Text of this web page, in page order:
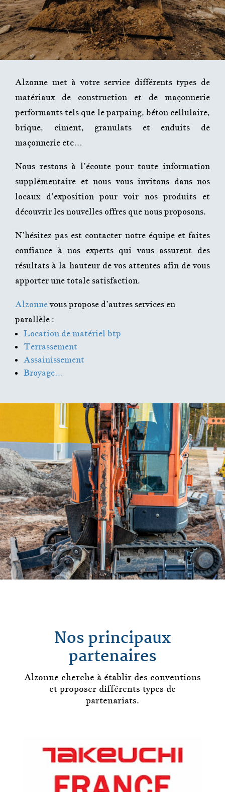
Alzonne met à votre service différents types de
matériaux de construction et de maçonnerie
performants tels que le parpaing, béton cellulaire,
brique, ciment, granulats et enduits de
maçonnerie etc…
Nous restons à l’écoute pour toute information
supplémentaire et nous vous invitons dans nos
locaux d’exposition pour voir nos produits et
découvrir les nouvelles offres que nous proposons.
N’hésitez pas est contacter notre équipeet faites
confiance à nos experts qui vous assurent des
résultats à la hauteur de vos attentes afin de vous
apporter une totale satisfaction.
Alzonnevous propose d’autres services en
parallèle :
Location de matériel btp
Terrassement
Assainissement
Broyage…
Nos principaux
partenaires
Alzonne cherche à établir des conventions
et proposer différents types de
partenariats.